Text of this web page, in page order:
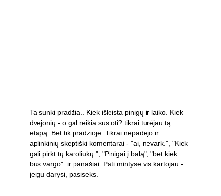
Ta sunki pradžia.. Kiek išleista pinigų ir laiko. Kiek
dvejonių - o gal reikia sustoti? tikrai turėjau tą
etapą. Bet tik pradžioje. Tikrai nepadėjo ir
aplinkinių skeptiški komentarai - "ai, nevark.", "Kiek
gali pirkt tų karoliukų.", "Pinigai į balą", "bet kiek
bus vargo". ir panašiai. Pati mintyse vis kartojau -
jeigu darysi, pasiseks.